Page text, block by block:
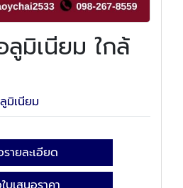
ลูมิเนียม ใกล้
มิเนียม
ายละเอียด